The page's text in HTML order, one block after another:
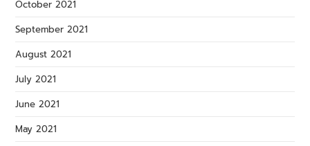
October 2021
September 2021
August 2021
July 2021
June 2021
May 2021